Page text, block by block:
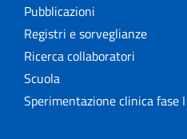
Pubblicazioni
Registri e sorveglianze
Ricerca collaboratori
Scuola
Sperimentazione clinica fase I